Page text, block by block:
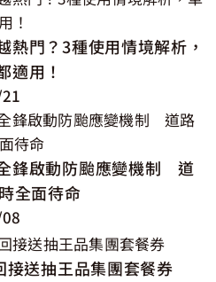
熱門？3種使用情境解析，
適用！
鋒啟動防颱應變機制 道
全面待命
送抽王品集團套餐券